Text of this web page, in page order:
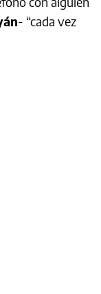
- “cada vez